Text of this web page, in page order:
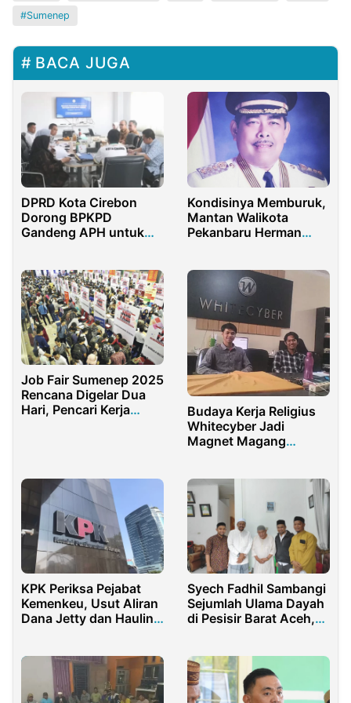
Sumenep
BACA JUGA
DPRD Kota Cirebon
Dorong BPKPD
Gandeng APH untuk
Kondisinya Memburuk,
Mantan Walikota
Pekanbaru Herman
Job Fair Sumenep 2025
Rencana Digelar Dua
Hari, Pencari Kerja
Budaya Kerja Religius
Whitecyber Jadi
Magnet Magang
KPK Periksa Pejabat
Kemenkeu, Usut Aliran
Dana Jetty dan Hauling
Syech Fadhil Sambangi
Sejumlah Ulama Dayah
di Pesisir Barat Aceh,